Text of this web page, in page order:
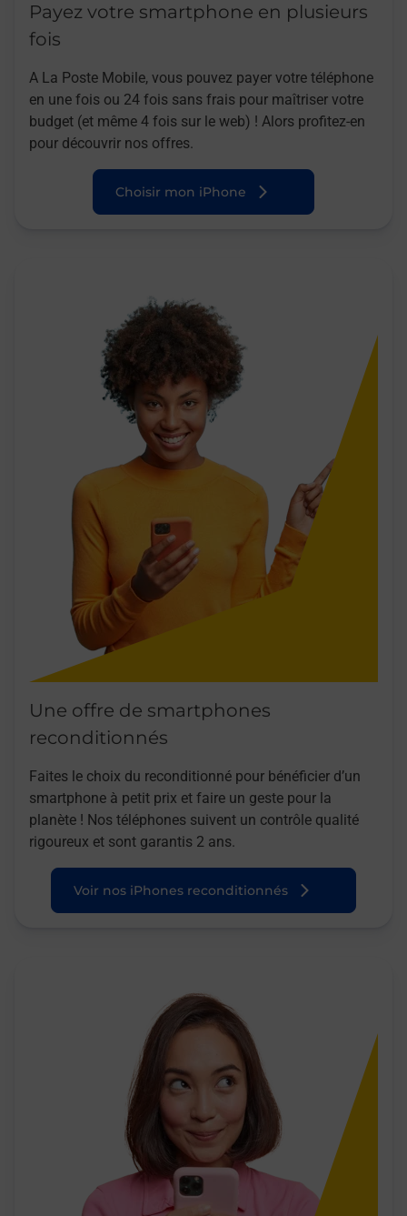
Payez votre smartphone en plusieurs
fois
A La Poste Mobile, vous pouvez payer votre téléphone
en une fois ou 24 fois sans frais pour maîtriser votre
budget (et même 4 fois sur le web) ! Alors profitez-en
pour découvrir nos offres.
Choisir mon iPhone
Une offre de smartphones
reconditionnés
Faites le choix du reconditionné pour bénéficier d’un
smartphone à petit prix et faire un geste pour la
planète ! Nos téléphones suivent un contrôle qualité
rigoureux et sont garantis 2 ans.
Voir nos iPhones reconditionnés